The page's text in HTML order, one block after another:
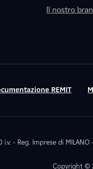
Il nostro
REMIT
i.v. - Reg. Imprese di
Copyright ©